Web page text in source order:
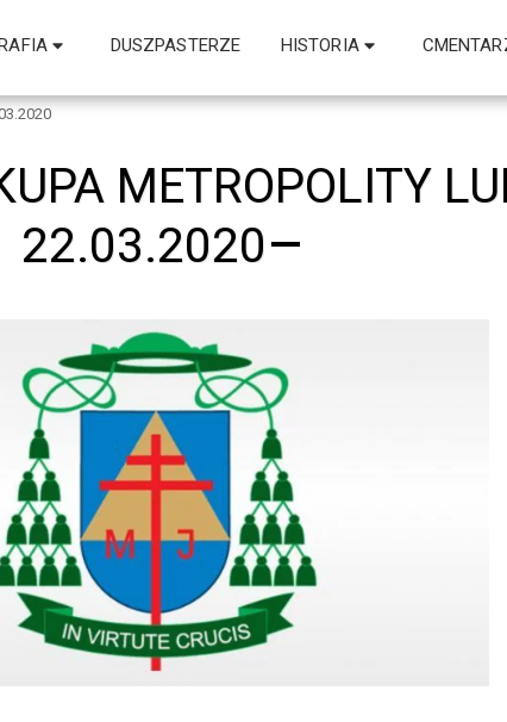
DUSZPASTERZE HISTORIA
METROPOLITY
22.03.2020